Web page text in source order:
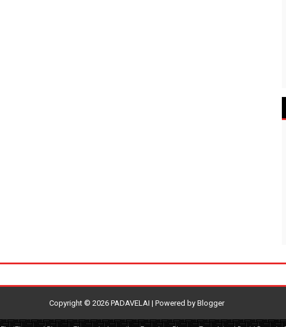
Copyright © 2026 PADAVELAI | Powered by Blogger